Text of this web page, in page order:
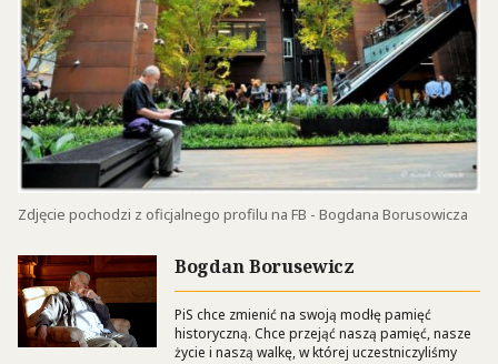
Zdjęcie pochodzi z oficjalnego profilu na FB - Bogdana Borusowicza
Bogdan Borusewicz
PiS chce zmienić na swoją modłę pamięć
historyczną. Chce przejąć naszą pamięć, nasze
życie i naszą walkę, w której uczestniczyliśmy